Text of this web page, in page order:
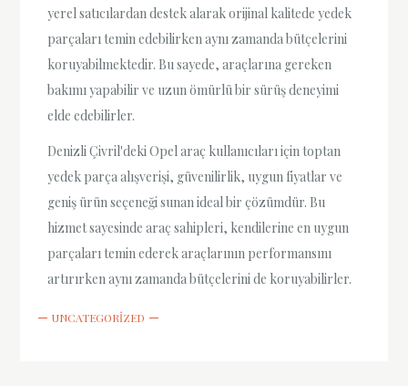
yerel satıcılardan destek alarak orijinal kalitede yedek
parçaları temin edebilirken aynı zamanda bütçelerini
koruyabilmektedir. Bu sayede, araçlarına gereken
bakımı yapabilir ve uzun ömürlü bir sürüş deneyimi
elde edebilirler.
Denizli Çivril'deki Opel araç kullanıcıları için toptan
yedek parça alışverişi, güvenilirlik, uygun fiyatlar ve
geniş ürün seçeneği sunan ideal bir çözümdür. Bu
hizmet sayesinde araç sahipleri, kendilerine en uygun
parçaları temin ederek araçlarının performansını
artırırken aynı zamanda bütçelerini de koruyabilirler.
UNCATEGORIZED